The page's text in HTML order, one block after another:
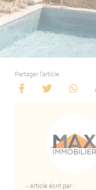
Partager l'article
- Article écrit par :